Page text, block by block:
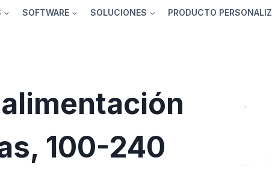
SOFTWARE SOLUCIONES PRODUCTO
100-240